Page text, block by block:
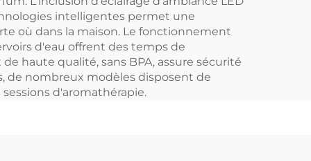
intelligentes permet une
où dans la maison. Le fonctionnement
d'eau offrent des temps de
haute qualité, sans BPA, assure sécurité
de nombreux modèles disposent de
d'aromathérapie.